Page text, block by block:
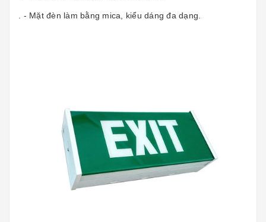
. - Mặt đèn làm bằng mica, kiểu dáng đa dạng.